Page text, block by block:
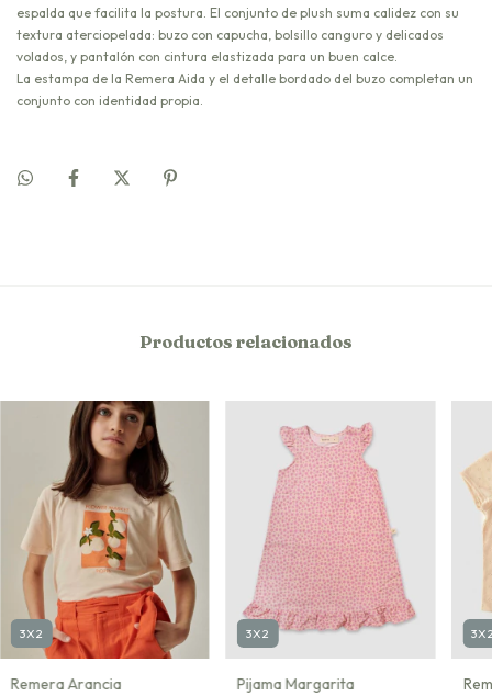
espalda que facilita la postura. El conjunto de plush suma calidez con su
textura aterciopelada: buzo con capucha, bolsillo canguro y delicados
volados, y pantalón con cintura elastizada para un buen calce.
La estampa de la Remera Aida y el detalle bordado del buzo completan un
conjunto con identidad propia.
Productos relacionados
3X2
Remera Arancia
3X2
Pijama Margarita